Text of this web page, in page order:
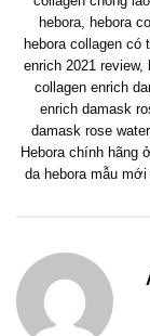
hebora, hebora
hebora collagen có
enrich 2021 review,
collagen enrich
enrich damask
damask rose
Hebora chính hãng
da hebora mẫu